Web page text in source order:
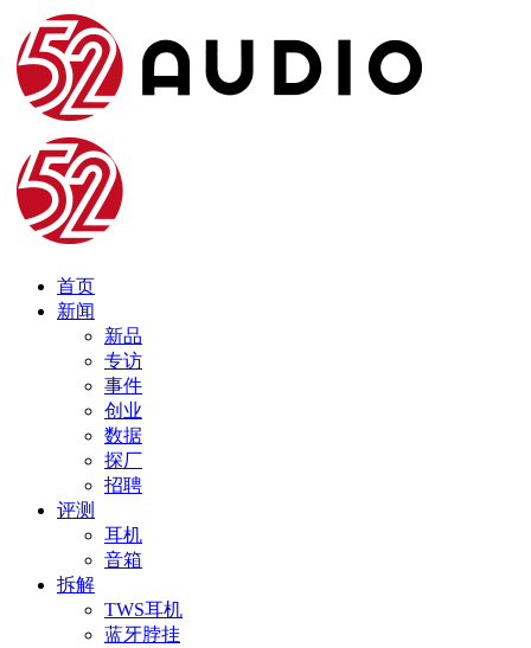
首页
新闻
新品
专访
事件
创业
数据
探厂
招聘
评测
耳机
音箱
拆解
TWS耳机
蓝牙脖挂